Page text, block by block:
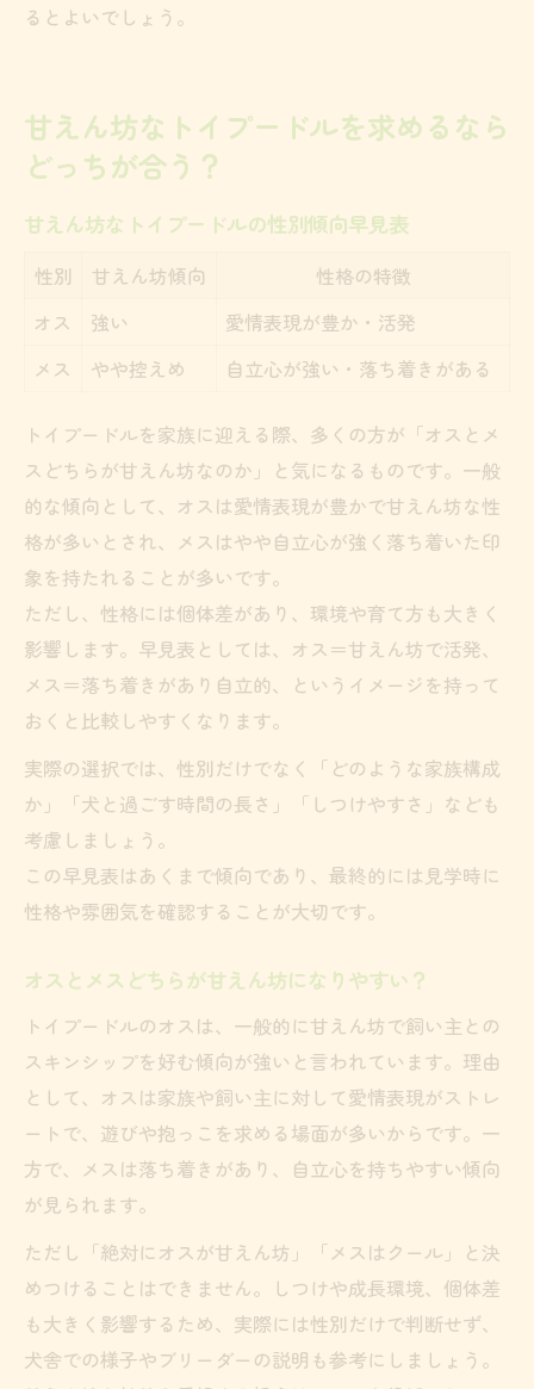
るとよいでしょう。
甘えん坊なトイプードルを求めるなら
どっちが合う？
甘えん坊なトイプードルの性別傾向早見表
性別 甘えん坊傾向
性格の特徴
オス
強い
愛情表現が豊か・活発
メス
やや控えめ 自立心が強い・落ち着きがある
トイプードルを家族に迎える際、多くの方が「オスとメ
スどちらが甘えん坊なのか」と気になるものです。一般
的な傾向として、オスは愛情表現が豊かで甘えん坊な性
格が多いとされ、メスはやや自立心が強く落ち着いた印
象を持たれることが多いです。
ただし、性格には個体差があり、環境や育て方も大きく
影響します。早見表としては、オス＝甘えん坊で活発、
メス＝落ち着きがあり自立的、というイメージを持って
おくと比較しやすくなります。
実際の選択では、性別だけでなく「どのような家族構成
か」「犬と過ごす時間の長さ」「しつけやすさ」なども
考慮しましょう。
この早見表はあくまで傾向であり、最終的には見学時に
性格や雰囲気を確認することが大切です。
オスとメスどちらが甘えん坊になりやすい？
トイプードルのオスは、一般的に甘えん坊で飼い主との
スキンシップを好む傾向が強いと言われています。理由
として、オスは家族や飼い主に対して愛情表現がストレ
ートで、遊びや抱っこを求める場面が多いからです。一
方で、メスは落ち着きがあり、自立心を持ちやすい傾向
が見られます。
ただし「絶対にオスが甘えん坊」「メスはクール」と決
めつけることはできません。しつけや成長環境、個体差
も大きく影響するため、実際には性別だけで判断せず、
犬舎での様子やブリーダーの説明も参考にしましょう。